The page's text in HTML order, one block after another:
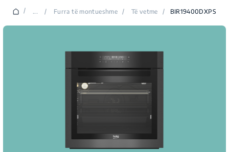
/ ... / Furra të montueshme / Të vetme / BIR19400DXPS